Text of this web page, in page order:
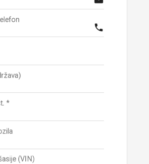
phone
*
(VIN)